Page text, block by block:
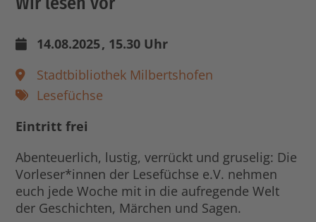
14.08.2025, 15.30 Uhr
Stadtbibliothek Milbertshofen
Lesefüchse
Eintritt frei
Abenteuerlich, lustig, verrückt und gruselig: Die
Vorleser*innen der Lesefüchse e.V. nehmen
euch jede Woche mit in die aufregende Welt
der Geschichten, Märchen und Sagen.